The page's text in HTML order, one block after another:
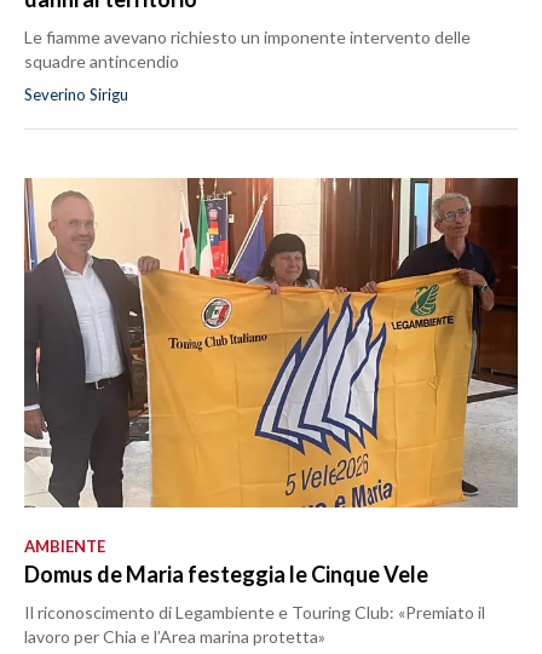
Le fiamme avevano richiesto un imponente intervento delle
squadre antincendio
Severino Sirigu
AMBIENTE
Domus de Maria festeggia le Cinque Vele
Il riconoscimento di Legambiente e Touring Club: «Premiato il
lavoro per Chia e l’Area marina protetta»